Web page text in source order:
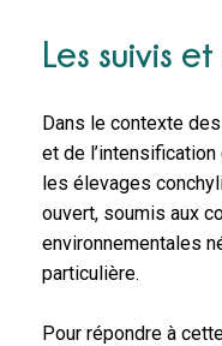
Les suivis
Dans le contexte
et de
les élevages
ouvert, soumis aux
environnementales
particulière.
Pour répondre à